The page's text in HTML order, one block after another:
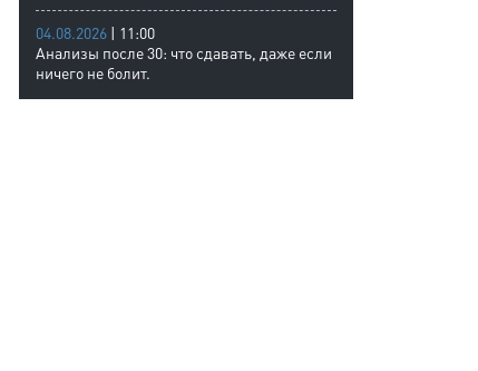
04.08.2026 | 11:00
Анализы после 30: что сдавать, даже если
ничего не болит.